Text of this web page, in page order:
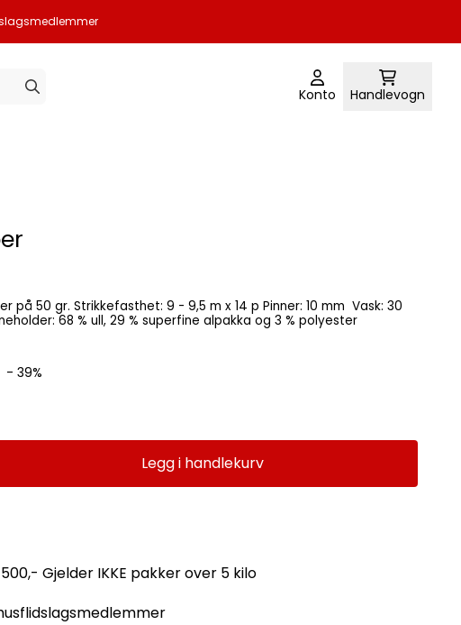
Konto Handlevogn
14 p Pinner: 10 mm Vask: 30
Håndvask Inneholder: 68 % ull, 29 % superfine alpakka og 3 % polyester
- 39%
Legg i handlekurv
Gjelder IKKE pakker over 5 kilo